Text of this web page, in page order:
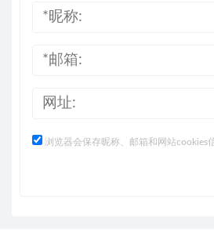
浏览器会保存昵称、邮箱和网站cookies